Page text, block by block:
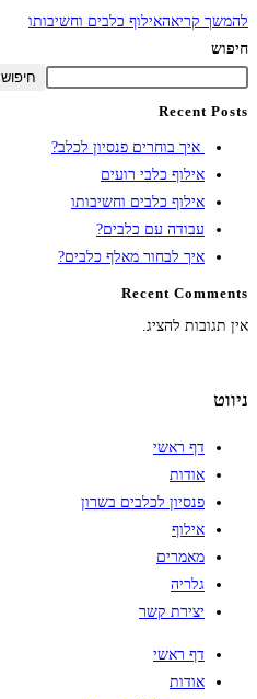
להמשך קריאהאילוף כלבים וחשיבותו
חיפוש
חיפוש
Recent Posts
איך בוחרים פנסיון לכלב?
אילוף כלבי רועים
אילוף כלבים וחשיבותו
עבודה עם כלבים?
איך לבחור מאלף כלבים?
Recent Comments
אין תגובות להציג.
ניווט
דף ראשי
אודות
פנסיון לכלבים בשרון
אילוף
מאמרים
גלריה
יצירת קשר
דף ראשי
אודות